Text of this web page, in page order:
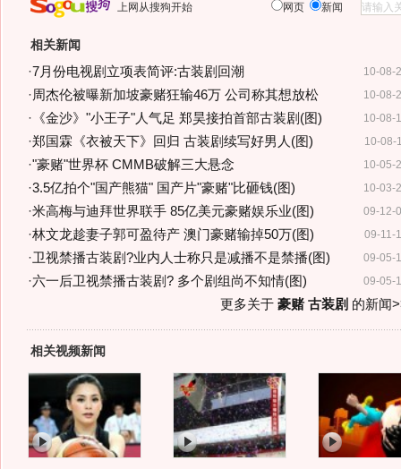
上网从搜狗开始 网页 新闻
相关新闻
10-08-
·7月份电视剧立项表简评:古装剧回潮
10-08-
·周杰伦被曝新加坡豪赌狂输46万 公司称其想放松
10-08-
· 《金沙》"小王子"人气足 郑昊接拍首部古装剧(图)
10-08-
·郑国霖《衣被天下》回归 古装剧续写好男人(图)
10-05-
·"豪赌"世界杯 CMMB破解三大悬念
10-03-
·3.5亿拍个"国产熊猫" 国产片"豪赌"比砸钱(图)
09-12-
·米高梅与迪拜世界联手 85亿美元豪赌娱乐业(图)
09-11-
·林文龙趁妻子郭可盈待产 澳门豪赌输掉50万(图)
09-05-
·卫视禁播古装剧?业内人士称只是减播不是禁播(图)
09-05-
·六一后卫视禁播古装剧? 多个剧组尚不知情(图)
更多关于 豪赌 古装剧 的新闻
相关视频新闻